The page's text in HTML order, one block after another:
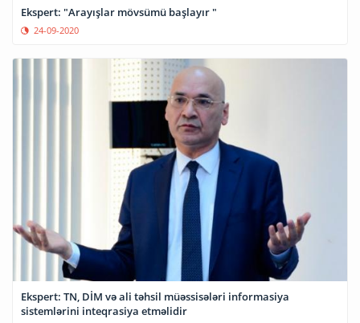
Ekspert: "Arayışlar mövsümü başlayır "
24-09-2020
Ekspert: TN, DİM və ali təhsil müəssisələri informasiya
sistemlərini inteqrasiya etməlidir